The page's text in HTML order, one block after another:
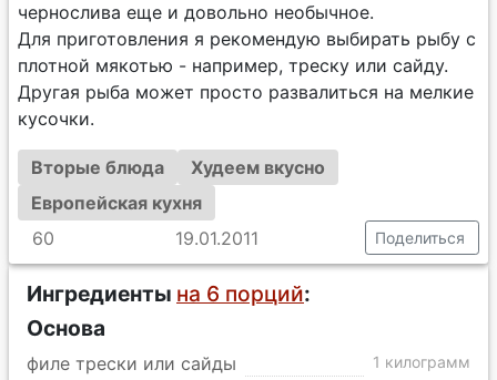
чернослива еще и довольно необычное.
Для приготовления я рекомендую выбирать рыбу с
плотной мякотью - например, треску или сайду.
Другая рыба может просто развалиться на мелкие
кусочки.
Вторые блюда
Худеем вкусно
Европейская кухня
60
19.01.2011 Поделиться
Ингредиенты на 6 порций:
Основа
филе трески или сайды 1 килограмм